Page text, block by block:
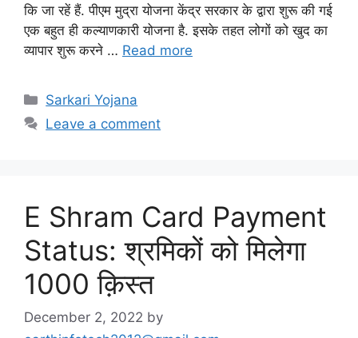
कि जा रहें हैं. पीएम मुद्रा योजना केंद्र सरकार के द्वारा शुरू की गई
एक बहुत ही कल्याणकारी योजना है. इसके तहत लोगों को खुद का
व्यापार शुरू करने … Read more
Categories
Sarkari Yojana
Leave a comment
E Shram Card Payment
Status: श्रमिकों को मिलेगा
1000 क़िस्त
December 2, 2022 by